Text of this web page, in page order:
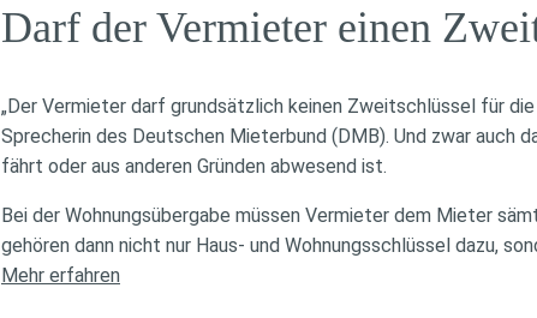
Darf der Vermieter einen
„Der Vermieter darf grundsätzlich keinen Zweitschlüssel für die
Sprecherin des Deutschen Mieterbund (DMB). Und zwar auch
fährt oder aus anderen Gründen abwesend ist.
Bei der Wohnungsübergabe müssen Vermieter dem Mieter
gehören dann nicht nur Haus- und Wohnungsschlüssel dazu,
Mehr erfahren